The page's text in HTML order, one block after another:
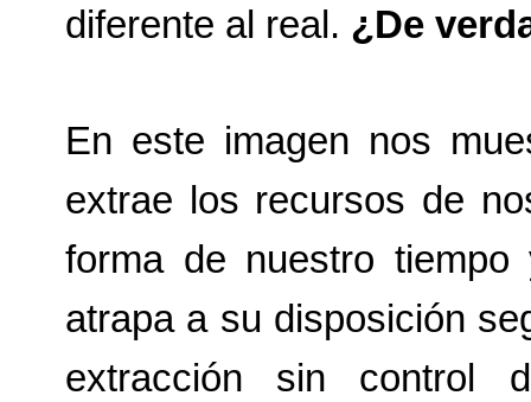
diferente al real. ¿De
En este imagen nos
extrae los recursos de
forma de nuestro
atrapa a su disposición
extracción sin control